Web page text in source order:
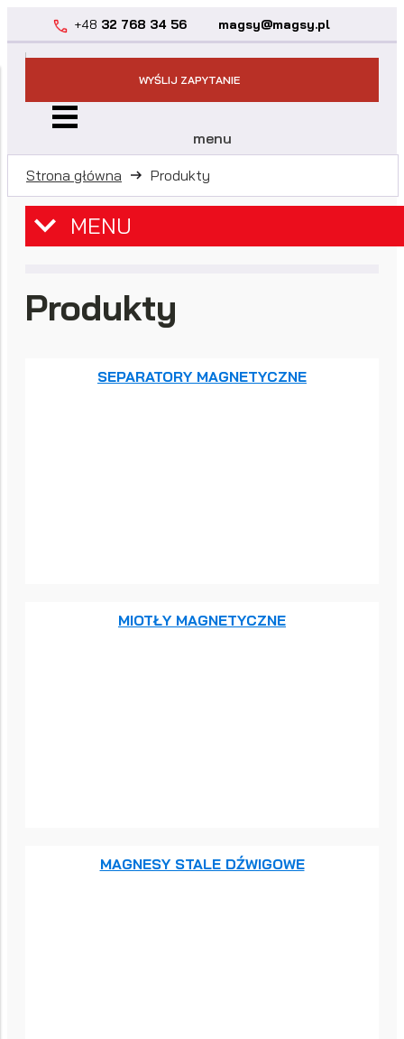
+48 32 768 34 56 magsy@magsy.pl
WYŚLIJ ZAPYTANIE
menu
Strona główna Produkty
MENU
Produkty
SEPARATORY MAGNETYCZNE
MIOTŁY MAGNETYCZNE
MAGNESY STALE DŹWIGOWE